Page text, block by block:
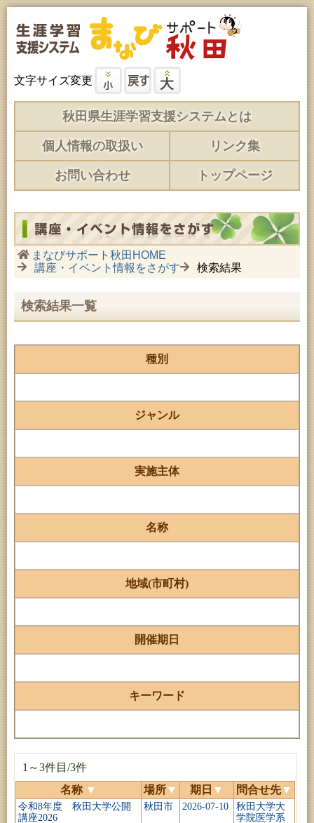
文字サイズ変更
秋田県生涯学習支援システムとは
個人情報の取扱い リンク集
お問い合わせ トップページ
まなびサポート秋田HOME
講座・イベント情報をさがす
検索結果
検索結果一覧
種別
ジャンル
実施主体
名称
地域(市町村)
開催期日
キーワード
1～3件目/3件
名称 ▼ 場所▼ 期日 ▼ 問合せ先▼
令和8年度 秋田大学公開
講座2026
秋田市 2026-07-10
秋田大学大
学院医学系